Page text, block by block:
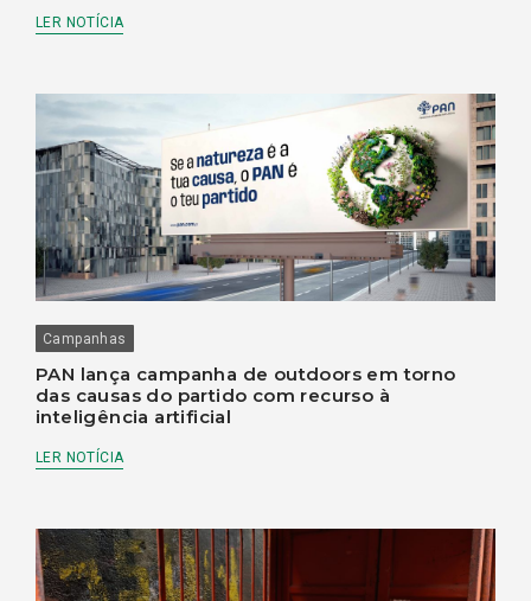
LER NOTÍCIA
Campanhas
PAN lança campanha de outdoors em torno
das causas do partido com recurso à
inteligência artificial
LER NOTÍCIA